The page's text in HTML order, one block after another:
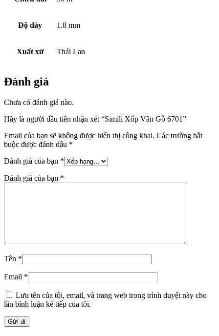
Độ dày 1.8 mm
Xuất xứ Thái Lan
Đánh giá
Chưa có đánh giá nào.
Hãy là người đầu tiên nhận xét “Simili Xốp Vân Gỗ 6701”
Email của bạn sẽ không được hiển thị công khai. Các trường bắt
buộc được đánh dấu *
Đánh giá của bạn *
Đánh giá của bạn *
Tên *
Email *
Lưu tên của tôi, email, và trang web trong trình duyệt này cho
lần bình luận kế tiếp của tôi.